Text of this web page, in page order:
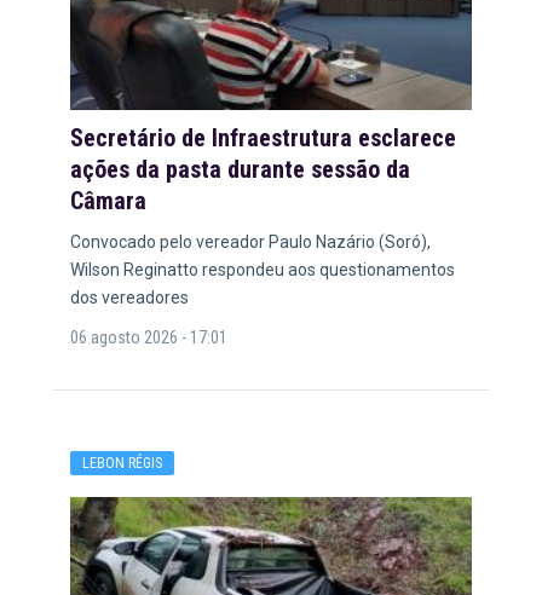
Secretário de Infraestrutura esclarece
ações da pasta durante sessão da
Câmara
Convocado pelo vereador Paulo Nazário (Soró),
Wilson Reginatto respondeu aos questionamentos
dos vereadores
06 agosto 2026 - 17:01
LEBON RÉGIS